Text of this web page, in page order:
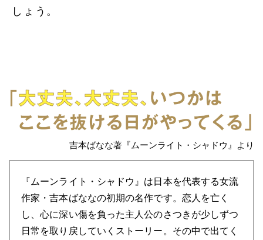
しょう。
吉本ばなな著『ムーンライト・シャドウ』より
『ムーンライト・シャドウ』は日本を代表する女流
作家・吉本ばななの初期の名作です。恋人を亡く
し、心に深い傷を負った主人公のさつきが少しずつ
日常を取り戻していくストーリー。その中で出てく